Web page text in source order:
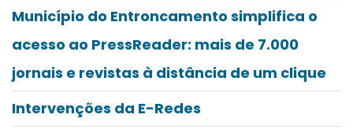
Município do Entroncamento simplifica o
acesso ao PressReader: mais de 7.000
jornais e revistas à distância de um clique
Intervenções da E-Redes